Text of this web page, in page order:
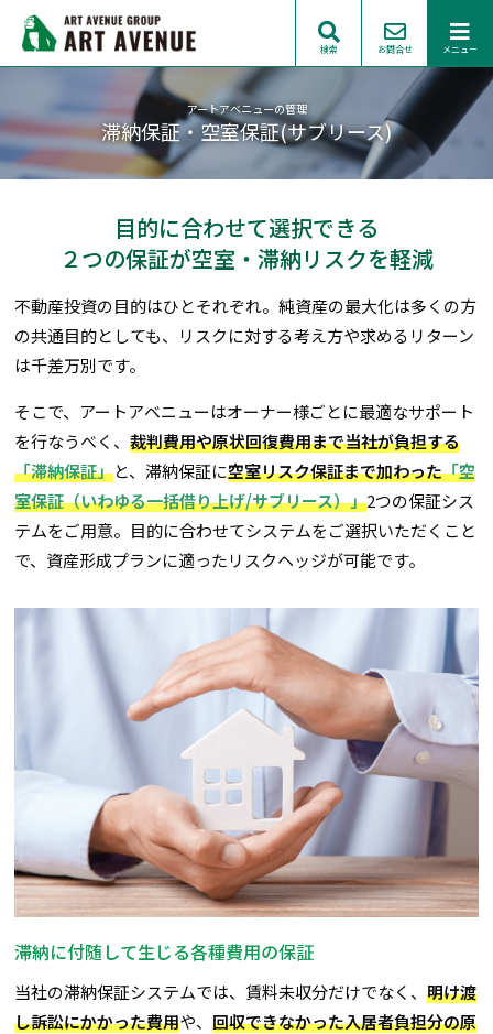
検索 お問合せ メニュー
アートアベニューの管理
滞納保証・空室保証(サブリース)
目的に合わせて選択できる
２つの保証が空室・滞納リスクを軽減
不動産投資の目的はひとそれぞれ。純資産の最大化は多くの方
の共通目的としても、リスクに対する考え方や求めるリターン
は千差万別です。
そこで、アートアベニューはオーナー様ごとに最適なサポート
を行なうべく、裁判費用や原状回復費用まで当社が負担する
「滞納保証」と、滞納保証に空室リスク保証まで加わった「空
室保証（いわゆる一括借り上げ/サブリース）」2つの保証シス
テムをご用意。目的に合わせてシステムをご選択いただくこと
で、資産形成プランに適ったリスクヘッジが可能です。
滞納に付随して生じる各種費用の保証
当社の滞納保証システムでは、賃料未収分だけでなく、明け渡
し訴訟にかかった費用や、回収できなかった入居者負担分の原